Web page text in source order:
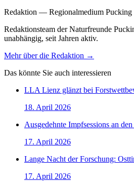
Redaktion — Regionalmedium Pucking
Redaktionsteam der Naturfreunde
unabhängig, seit Jahren aktiv.
Mehr über die Redaktion →
Das könnte Sie auch interessieren
LLA Lienz glänzt bei
18. April 2026
Ausgedehnte Impfsessions an
17. April 2026
Lange Nacht der Forschung:
17. April 2026